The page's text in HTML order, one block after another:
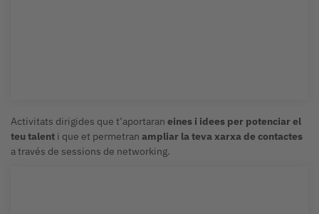
Activitats dirigides que t’aportaran eines i idees per potenciar el
teu talent i que et permetran ampliar la teva xarxa de contactes
a través de sessions de networking.